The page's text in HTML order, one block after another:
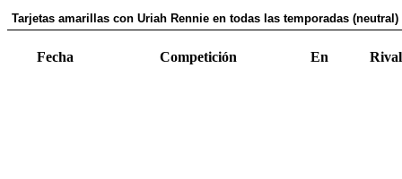
Tarjetas amarillas con Uriah Rennie en todas las temporadas (neutral)
Fecha Competición En Rival